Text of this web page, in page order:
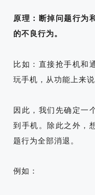
原理：断掉问题行为
的不良行为。
比如：直接抢手机和
玩手机，从功能上来
因此，我们先确定一
到手机。除此之外，
题行为全部消退。
例如：